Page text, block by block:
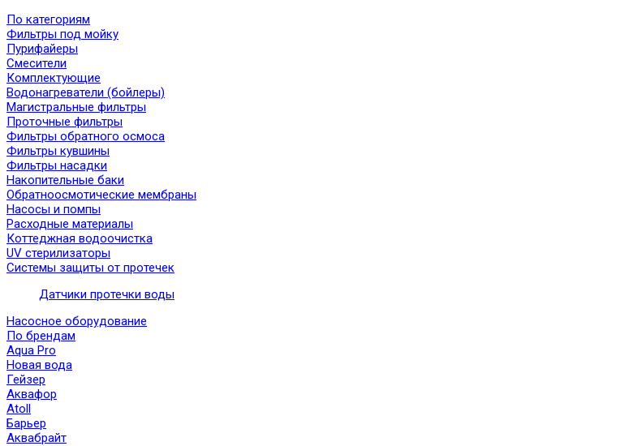
По категориям
Фильтры под мойку
Пурифайеры
Смесители
Комплектующие
Водонагреватели (бойлеры)
Магистральные фильтры
Проточные фильтры
Фильтры обратного осмоса
Фильтры кувшины
Фильтры насадки
Накопительные баки
Обратноосмотические мембраны
Насосы и помпы
Расходные материалы
Коттеджная водоочистка
UV стерилизаторы
Системы защиты от протечек
Датчики протечки воды
Насосное оборудование
По брендам
Aqua Pro
Новая вода
Гейзер
Аквафор
Atoll
Барьер
Аквабрайт